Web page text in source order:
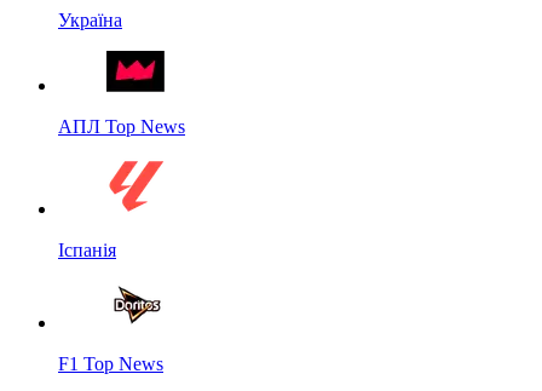
Україна
АПЛ Top News
Іспанія
F1 Top News